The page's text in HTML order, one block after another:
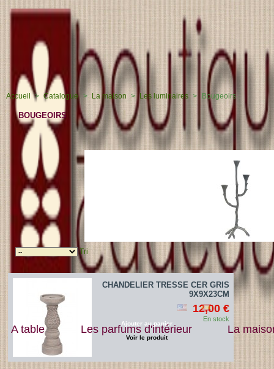
A table Les parfums d'intérieur La
Accueil > Catalogue > La maison > Les luminaires > Bougeoirs
BOUGEOIRS il y a 1 produit.
Tri
CHANDELIER TRESSE CER GRIS
9X9X23CM
12,00 €
En stock
Ajouter au panier
Voir le produit